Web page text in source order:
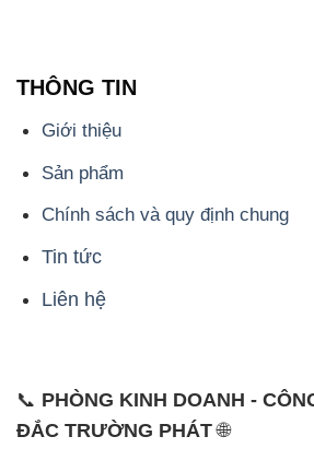
THÔNG TIN
Giới thiệu
Sản phẩm
Chính sách và quy định chung
Tin tức
Liên hệ
📞 PHÒNG KINH DOANH -
ĐẮC TRƯỜNG PHÁT🌐